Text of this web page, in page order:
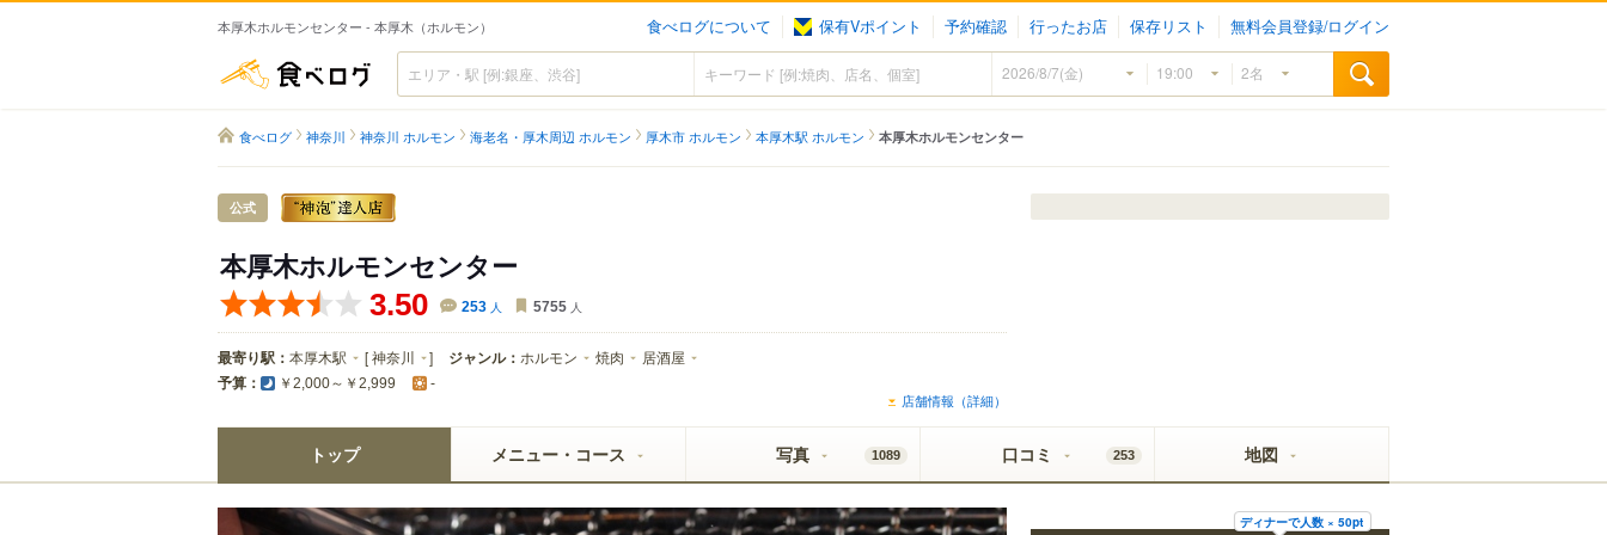
本厚木ホルモンセンター - 本厚木（ホルモン） 食べログについて 保有Vポイント 予約確認 行ったお店 保存リスト 無料会員登録/ログイン
食べログ
食べログ 神奈川 神奈川 ホルモン 海老名・厚木周辺 ホルモン 厚木市 ホルモン 本厚木駅 ホルモン 本厚木ホルモンセンター
公式
本厚木ホルモンセンター
3.50 253 人 5755 人
最寄り駅： 本厚木駅 [神奈川 ] ジャンル： ホルモン 焼肉 居酒屋
予算： ￥2,000～￥2,999 -
店舗情報（詳細）
トップ メニュー・コース 写真 1089 口コミ 253 地図
ディナーで人数 × 50pt